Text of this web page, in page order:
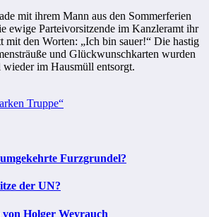
mit ihrem Mann aus den Sommerferien
ewige Parteivorsitzende im Kanzleramt ihr
mit den Worten: „Ich bin sauer!“ Die hastig
und Glückwunschkarten wurden
wieder im Hausmüll entsorgt.
Truppe“
Furzgrundel?
der UN?
Holger Weyrauch